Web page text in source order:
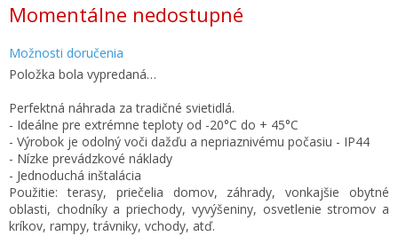
cena:
Momentálne nedostupné
Možnosti doručenia
Položka bola vypredaná…
Perfektná náhrada za tradičné svietidlá.
- Ideálne pre extrémne teploty od -20°C do + 45°C
- Výrobok je odolný voči dažďu a nepriaznivému počasiu - IP44
- Nízke prevádzkové náklady
- Jednoduchá inštalácia
Použitie: terasy, priečelia domov, záhrady, vonkajšie obytné
oblasti, chodníky a priechody, vyvýšeniny, osvetlenie stromov a
kríkov, rampy, trávniky, vchody, atď.